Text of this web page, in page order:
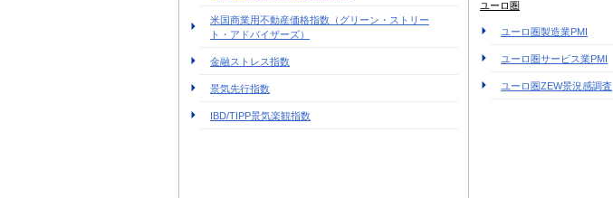
米国商業用不動産価格指数（グリーン・ストリー
ト・アドバイザーズ）
金融ストレス指数
景気先行指数
IBD/TIPP景気楽観指数
ユーロ圏
ユーロ圏製造業PMI
ユーロ圏サービス業PMI
ユーロ圏ZEW景況感調査